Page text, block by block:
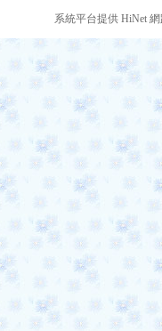
系統平台提供 HiNet